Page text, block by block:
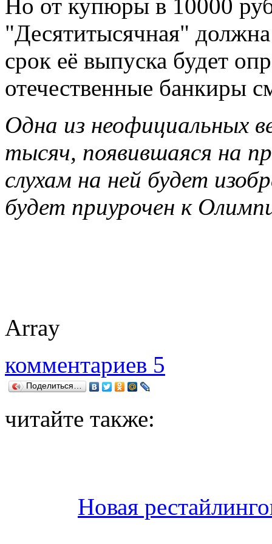
Но от купюры в 10000
"Десятитысячная"
срок её выпуска будет
отечественные банкиры
Одна из неофициальных
тысяч, появившаяся на
слухам на ней будет
будет приурочен к
Array
комментариев 5
Поделиться…
читайте также:
Новая